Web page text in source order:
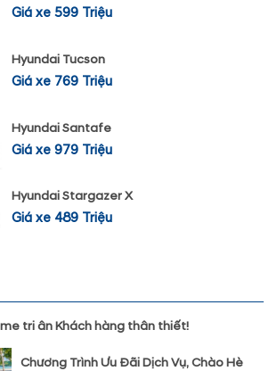
Giá xe 599 Triệu
Hyundai Tucson
Giá xe 769 Triệu
Hyundai Santafe
Giá xe 979 Triệu
Hyundai Stargazer X
Giá xe 489 Triệu
tri ân Khách hàng thân thiết!
Chương Trình Ưu Đãi Dịch Vụ, Chào Hè